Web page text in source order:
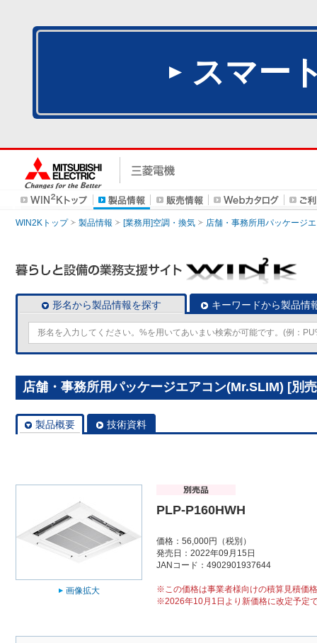
スマー
WIN2Kトップ 製品情報 [業務用]空調・換気 店舗・事務所用パッケージ
形名から製品情報を探す キーワードから製品情
店舗・事務所用パッケージエアコン(Mr.SLIM) [別
製品概要 技術資料
画像拡大
PLP-P160HWH
価格：56,000円（税別）
発売日：2022年09月15日
JANコード：4902901937644
※この価格は事業者様向けの積算見積価
※2026年10月1日より新価格に改定予定